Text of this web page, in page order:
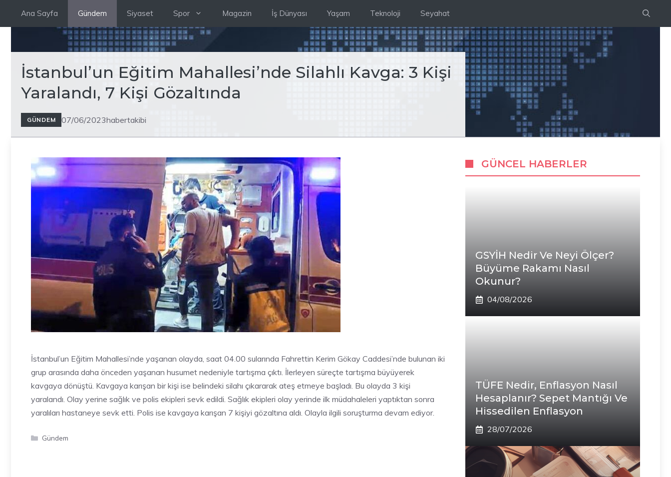
Ana Sayfa Gündem Siyaset Spor Magazin İş Dünyası Yaşam Teknoloji Seyahat
İstanbul’un Eğitim Mahallesi’nde Silahlı Kavga: 3 Kişi
Yaralandı, 7 Kişi Gözaltında
GÜNDEM 07/06/2023habertakibi
İstanbul’un Eğitim Mahallesi’nde yaşanan olayda, saat 04.00 sularında Fahrettin Kerim Gökay Caddesi’nde bulunan iki
grup arasında daha önceden yaşanan husumet nedeniyle tartışma çıktı. İlerleyen süreçte tartışma büyüyerek
kavgaya dönüştü. Kavgaya karışan bir kişi ise belindeki silahı çıkararak ateş etmeye başladı. Bu olayda 3 kişi
yaralandı. Olay yerine sağlık ve polis ekipleri sevk edildi. Sağlık ekipleri olay yerinde ilk müdahaleleri yaptıktan sonra
yaralıları hastaneye sevk etti. Polis ise kavgaya karışan 7 kişiyi gözaltına aldı. Olayla ilgili soruşturma devam ediyor.
Kategoriler
Gündem
GÜNCEL HABERLER
GSYİH Nedir Ve Neyi Ölçer?
Büyüme Rakamı Nasıl
Okunur?
04/08/2026
TÜFE Nedir, Enflasyon Nasıl
Hesaplanır? Sepet Mantığı Ve
Hissedilen Enflasyon
28/07/2026